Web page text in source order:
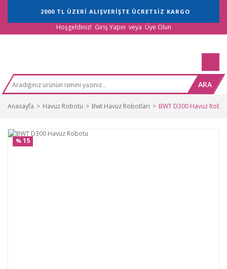
2000 TL ÜZERİ ALIŞVERİŞTE ÜCRETSİZ KARGO
Hoşgeldiniz! Giriş Yapın veya Üye Olun
ARA
Anasayfa Havuz Robotu Bwt Havuz Robotları BWT D300 Havuz
% 15